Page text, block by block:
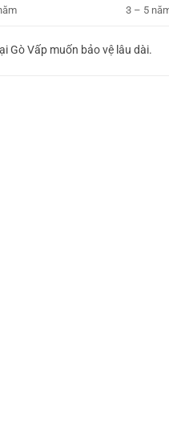
3 – 5
Gò Vấp muốn bảo vệ lâu dài.